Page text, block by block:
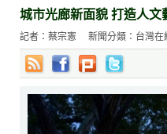
城市光廊新面貌 打造人文
記者：蔡宗憲 新聞分類：台灣在